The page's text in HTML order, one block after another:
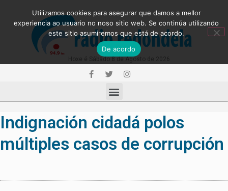
Indignación cidadá polos
múltiples casos de corrupción
Utilizamos cookies para asegurar que damos a mellor
experiencia ao usuario no noso sitio web. Se continúa utilizando
este sitio asumiremos que está de acordo.
De acordo